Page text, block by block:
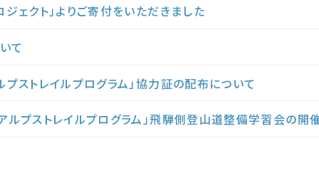
ジェクト」よりご寄付をいただきました
て
プストレイルプログラム」協力証の配布について
アルプストレイルプログラム」飛騨側登山道整備学習会の開